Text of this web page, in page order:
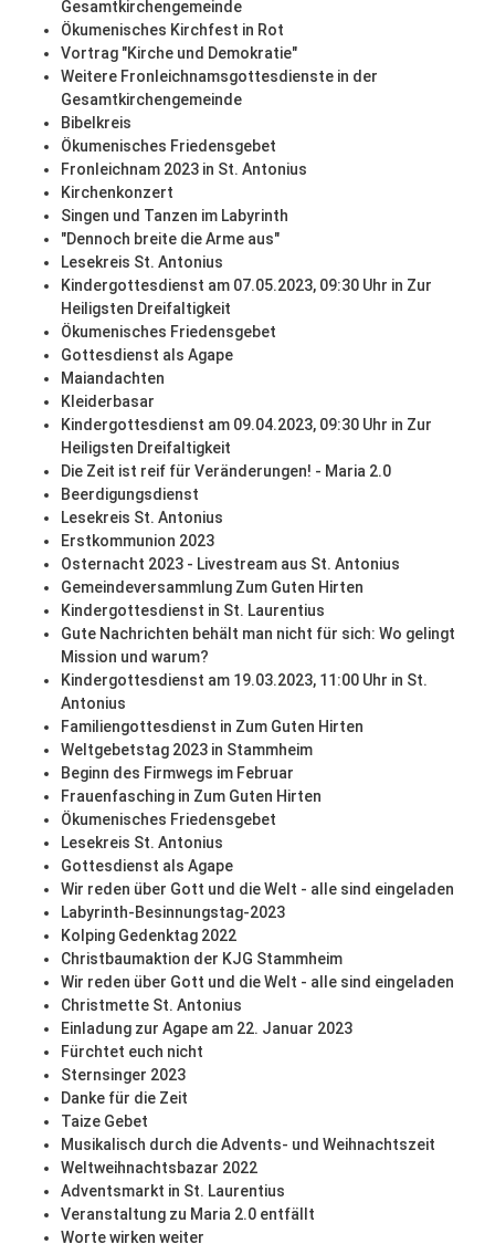
Gesamtkirchengemeinde
Ökumenisches Kirchfest in Rot
Vortrag "Kirche und Demokratie"
Weitere Fronleichnamsgottesdienste in der
Gesamtkirchengemeinde
Bibelkreis
Ökumenisches Friedensgebet
Fronleichnam 2023 in St. Antonius
Kirchenkonzert
Singen und Tanzen im Labyrinth
"Dennoch breite die Arme aus"
Lesekreis St. Antonius
Kindergottesdienst am 07.05.2023, 09:30 Uhr in Zur
Heiligsten Dreifaltigkeit
Ökumenisches Friedensgebet
Gottesdienst als Agape
Maiandachten
Kleiderbasar
Kindergottesdienst am 09.04.2023, 09:30 Uhr in Zur
Heiligsten Dreifaltigkeit
Die Zeit ist reif für Veränderungen! - Maria 2.0
Beerdigungsdienst
Lesekreis St. Antonius
Erstkommunion 2023
Osternacht 2023 - Livestream aus St. Antonius
Gemeindeversammlung Zum Guten Hirten
Kindergottesdienst in St. Laurentius
Gute Nachrichten behält man nicht für sich: Wo gelingt
Mission und warum?
Kindergottesdienst am 19.03.2023, 11:00 Uhr in St.
Antonius
Familiengottesdienst in Zum Guten Hirten
Weltgebetstag 2023 in Stammheim
Beginn des Firmwegs im Februar
Frauenfasching in Zum Guten Hirten
Ökumenisches Friedensgebet
Lesekreis St. Antonius
Gottesdienst als Agape
Wir reden über Gott und die Welt - alle sind eingeladen
Labyrinth-Besinnungstag-2023
Kolping Gedenktag 2022
Christbaumaktion der KJG Stammheim
Wir reden über Gott und die Welt - alle sind eingeladen
Christmette St. Antonius
Einladung zur Agape am 22. Januar 2023
Fürchtet euch nicht
Sternsinger 2023
Danke für die Zeit
Taize Gebet
Musikalisch durch die Advents- und Weihnachtszeit
Weltweihnachtsbazar 2022
Adventsmarkt in St. Laurentius
Veranstaltung zu Maria 2.0 entfällt
Worte wirken weiter